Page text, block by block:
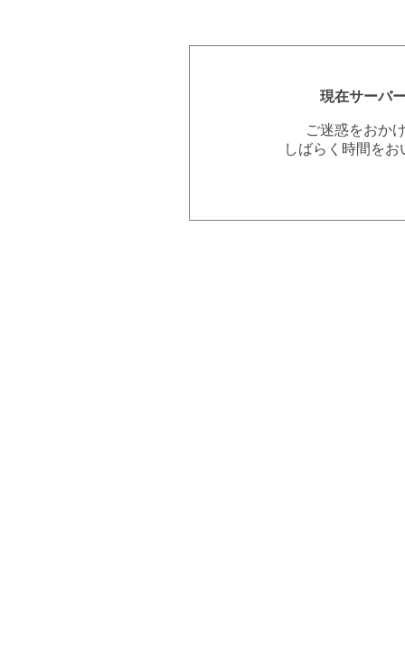
現在サーバ
ご迷惑をおか
しばらく時間を